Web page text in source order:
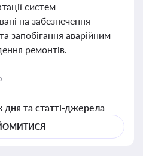
систем
на забезпечення
запобігання аварійним
ремонтів.
та статті-джерела